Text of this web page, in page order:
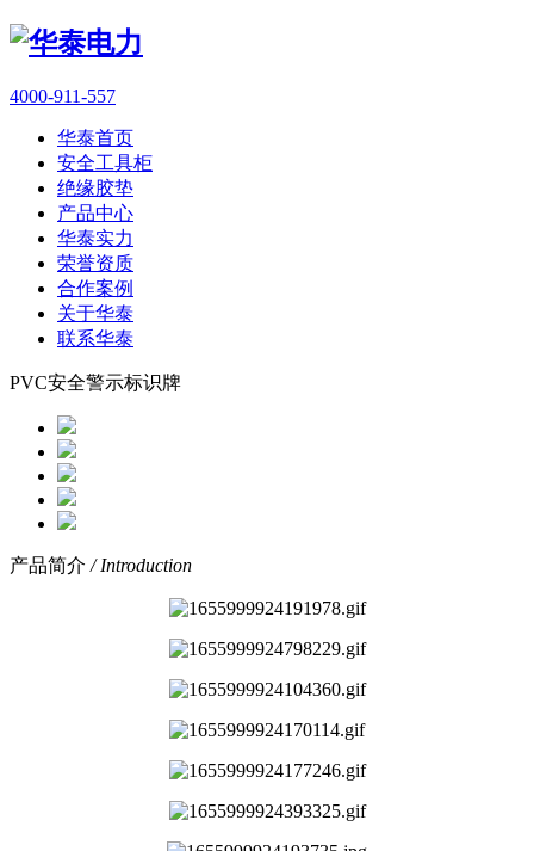
4000-911-557
华泰首页
安全工具柜
绝缘胶垫
产品中心
华泰实力
荣誉资质
合作案例
关于华泰
联系华泰
PVC安全警示标识牌
产品简介 / Introduction